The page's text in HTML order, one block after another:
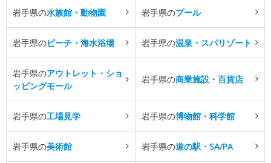
岩手県の水族館・動物園 岩手県のプール
岩手県のビーチ・海水浴場 岩手県の温泉・スパリゾート
岩手県のアウトレット・ショ
ッピングモール
岩手県の商業施設・百貨店
岩手県の工場見学 岩手県の博物館・科学館
岩手県の美術館 岩手県の道の駅・SA/PA